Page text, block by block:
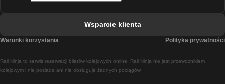
Pociąg Madryt - Lizbona
Rail Ninja to serwis rezerwacji biletów kolejowych online. Rail Ninja nie jest przewoźnikiem
kolejowym i nie posiada ani nie obsługuje żadnych pociągów.
Wsparcie klienta
Warunki korzystania Polityka prywatności